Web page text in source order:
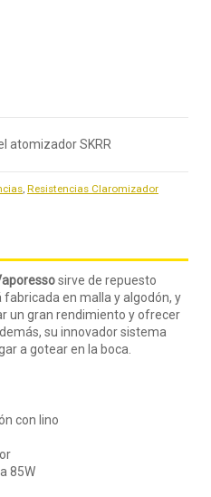
atomizador SKRR
, Resistencias Claromizador
sirve de repuesto
fabricada en malla y algodón, y
un gran rendimiento y ofrecer
su innovador sistema
a gotear en la boca.
con lino
85W